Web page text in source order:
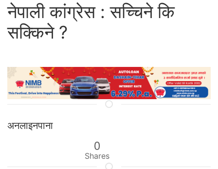
नेपाली कांग्रेस : सच्चिने कि
सक्किने ?
अनलाइनपाना
0
Shares